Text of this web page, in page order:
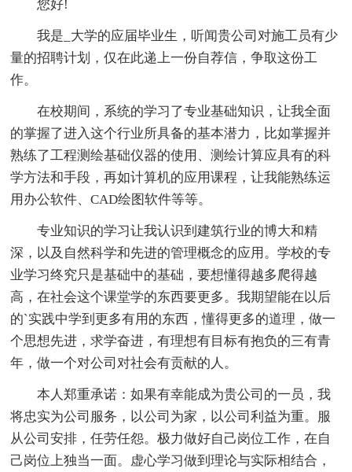
您好!
我是_大学的应届毕业生，听闻贵公司对施工员有少
量的招聘计划，仅在此递上一份自荐信，争取这份工
作。
在校期间，系统的学习了专业基础知识，让我全面
的掌握了进入这个行业所具备的基本潜力，比如掌握并
熟练了工程测绘基础仪器的使用、测绘计算应具有的科
学方法和手段，再如计算机的应用课程，让我能熟练运
用办公软件、CAD绘图软件等等。
专业知识的学习让我认识到建筑行业的博大和精
深，以及自然科学和先进的管理概念的应用。学校的专
业学习终究只是基础中的基础，要想懂得越多爬得越
高，在社会这个课堂学的东西要更多。我期望能在以后
的`实践中学到更多有用的东西，懂得更多的道理，做一
个思想先进，求学奋进，有理想有目标有抱负的三有青
年，做一个对公司对社会有贡献的人。
本人郑重承诺：如果有幸能成为贵公司的一员，我
将忠实为公司服务，以公司为家，以公司利益为重。服
从公司安排，任劳任怨。极力做好自己岗位工作，在自
己岗位上独当一面。虚心学习做到理论与实际相结合，